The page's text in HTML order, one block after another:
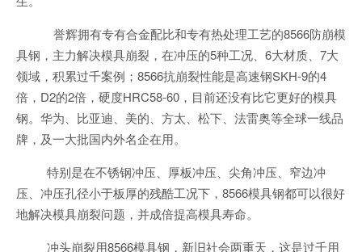
誉辉拥有专有合金配比和专有热处理工艺的8566防崩模
具钢，主力解决模具崩裂，在冲压的5种工况、6大材质、7大
领域，积累过千案例；8566抗崩裂性能是高速钢SKH-9的4
倍，D2的2倍，硬度HRC58-60，目前还没有比它更好的模具
钢。华为、比亚迪、美的、方太、松下、法雷奥等全球一线品
牌，及一大批国内外名企在用。
特别是在不锈钢冲压、厚板冲压、尖角冲压、窄边冲
压、冲压孔径小于板厚的残酷工况下，8566模具钢都可以很好
地解决模具崩裂问题，并成倍提高模具寿命。
冲头崩裂用8566模具钢，新旧社会两重天，这是过千用